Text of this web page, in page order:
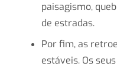
paisagismo,
de estradas.
Por fim, as
estáveis. Os